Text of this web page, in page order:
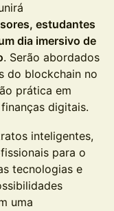
estudantes
dia imersivo de
. Serão abordados
do blockchain no
prática em
digitais.
inteligentes,
para o
tecnologias e
uma